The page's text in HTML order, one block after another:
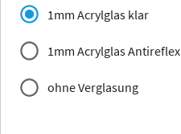
Jersey Dauphine
1mm Acrylglas klar
1mm Acrylglas Antireflex
ohne Verglasung